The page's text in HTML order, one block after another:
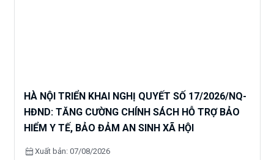
HÀ NỘI TRIỂN KHAI NGHỊ QUYẾT SỐ 17/2026/NQ-
HĐND: TĂNG CƯỜNG CHÍNH SÁCH HỖ TRỢ BẢO
HIỂM Y TẾ, BẢO ĐẢM AN SINH XÃ HỘI
calendar_month Xuất bản: 07/08/2026